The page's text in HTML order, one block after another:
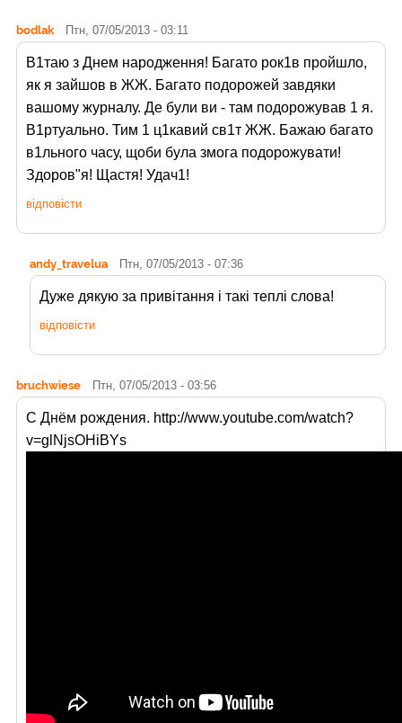
bodlak Птн, 07/05/2013 - 03:11
В1таю з Днем народження! Багато рок1в пройшло,
як я зайшов в ЖЖ. Багато подорожей завдяки
вашому журналу. Де були ви - там подорожував 1 я.
В1ртуально. Тим 1 ц1кавий св1т ЖЖ. Бажаю багато
в1льного часу, щоби була змога подорожувати!
Здоров"я! Щастя! Удач1!
відповісти
andy_travelua Птн, 07/05/2013 - 07:36
Дуже дякую за привітання і такі теплі слова!
відповісти
bruchwiese Птн, 07/05/2013 - 03:56
С Днём рождения. http://www.youtube.com/watch?
v=glNjsOHiBYs